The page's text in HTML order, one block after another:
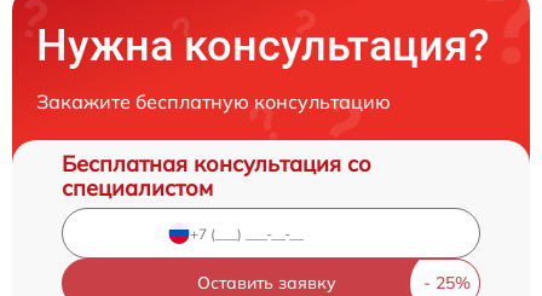
Нужна консультация?
Закажите бесплатную консультацию
Бесплатная консультация со
специалистом
Оставить заявку